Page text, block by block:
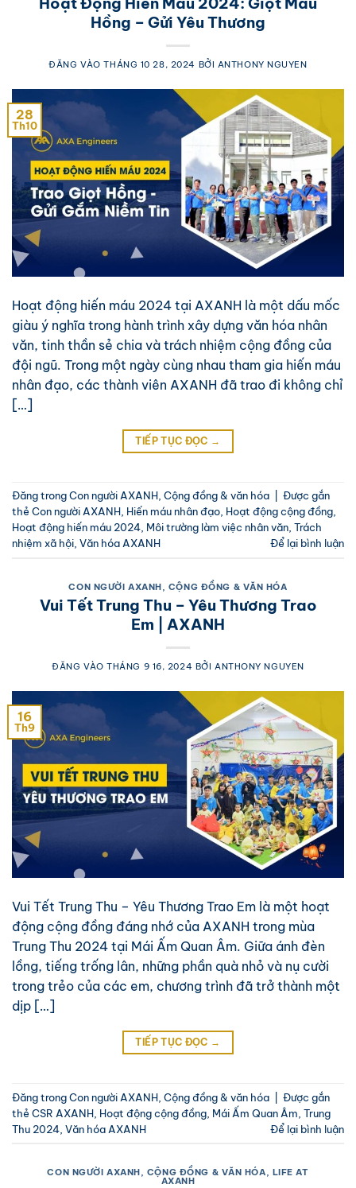
Hồng – Gửi Yêu Thương
ĐĂNG VÀOTHÁNG 10 28, 2024 BỞI ANTHONY NGUYEN
28
Th10
Hoạt động hiến máu 2024 tại AXANH là một dấu mốc
giàu ý nghĩa trong hành trình xây dựng văn hóa nhân
văn, tinh thần sẻ chia và trách nhiệm cộng đồng của
đội ngũ. Trong một ngày cùng nhau tham gia hiến máu
nhân đạo, các thành viên AXANH đã trao đi không chỉ
[…]
TIẾP TỤC ĐỌC →
Đăng trongCon người AXANH Cộng đồng & văn hóa
Được gắn
thẻ Con người AXANH Hiến máu nhân đạo Hoạt động cộng đồng
Hoạt động hiến máu 2024 Môi trường làm việc nhân văn Trách
nhiệm xã hội Văn hóa AXANH Để lại bình luận
CON NGƯỜI AXANH CỘNG ĐỒNG & VĂN HÓA
Vui Tết Trung Thu – Yêu Thương Trao
Em | AXANH
ĐĂNG VÀOTHÁNG 9 16, 2024 BỞI ANTHONY NGUYEN
16
Th9
Vui Tết Trung Thu – Yêu Thương Trao Em là một hoạt
động cộng đồng đáng nhớ của AXANH trong mùa
Trung Thu 2024 tại Mái Ấm Quan Âm. Giữa ánh đèn
lồng, tiếng trống lân, những phần quà nhỏ và nụ cười
trong trẻo của các em, chương trình đã trở thành một
dịp […]
TIẾP TỤC ĐỌC →
Đăng trongCon người AXANH Cộng đồng & văn hóa
Được gắn
thẻ CSR AXANH Hoạt động cộng đồng Mái Ấm Quan Âm Trung
Thu 2024 Văn hóa AXANH Để lại bình luận
CON NGƯỜI AXANH, CỘNG ĐỒNG & VĂN HÓA, LIFE AT
AXANH